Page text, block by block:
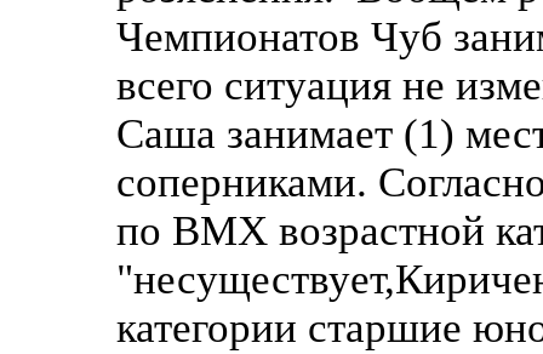
Чемпионатов Чуб
всего ситуация не
Саша занимает (1)
соперниками.
по ВМХ возрастной
категории старшие